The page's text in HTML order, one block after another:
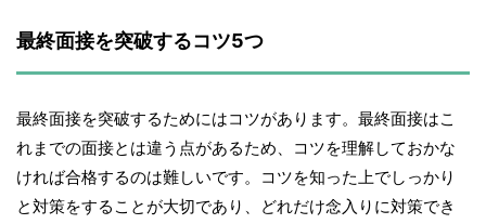
最終面接を突破するコツ5つ
最終面接を突破するためにはコツがあります。最終面接はこ
れまでの面接とは違う点があるため、コツを理解しておかな
ければ合格するのは難しいです。コツを知った上でしっかり
と対策をすることが大切であり、どれだけ念入りに対策でき